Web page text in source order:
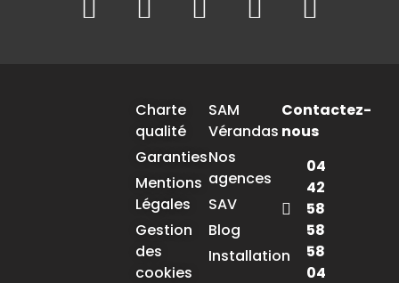
Charte
qualité
Garanties
Mentions
Légales
Gestion
des
cookies
SAM
Vérandas
Nos
agences
SAV
Blog
Installation
Contactez-
nous
04
42
58
58
58
04